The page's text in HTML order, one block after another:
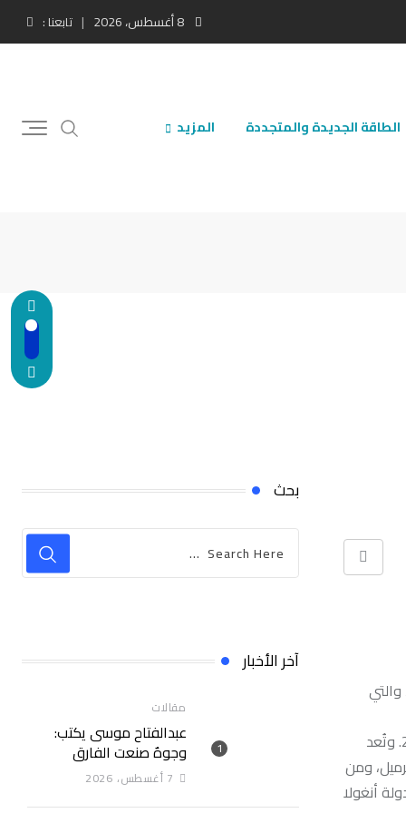
8 أغسطس، 2026 تابعنا :
الطاقة الجديدة والمتجددة المزيد
Print
والتي
يُعد هذا الاكتشاف، الذي أُطلق عليه “بلوفين” (Bluefin)، في منطقة “ستابروك” قبالة شاطئ غيانا، أول اكتشاف جديد للشركة في عام 2024. وتُعد
حققته شركة “إكسون” قبالة غيانا في عام 2015. تضم المنطقة نحو 11 مليار برميل، ومن
المساواة مع دولة أنغولا
بحث
آخر الأخبار
مقالات
عبدالفتاح موسى يكتب:
وجوهٌ صنعت الفارق
7 أغسطس، 2026